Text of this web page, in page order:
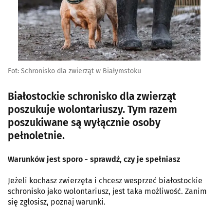
Fot: Schronisko dla zwierząt w Białymstoku
Białostockie schronisko dla zwierząt
poszukuje wolontariuszy. Tym razem
poszukiwane są wyłącznie osoby
pełnoletnie.
Warunków jest sporo - sprawdź, czy je spełniasz
Jeżeli kochasz zwierzęta i chcesz wesprzeć białostockie
schronisko jako wolontariusz, jest taka możliwość. Zanim
się zgłosisz, poznaj warunki.